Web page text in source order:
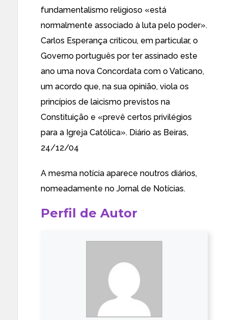
fundamentalismo religioso «está
normalmente associado à luta pelo poder».
Carlos Esperança criticou, em particular, o
Governo português por ter assinado este
ano uma nova Concordata com o Vaticano,
um acordo que, na sua opinião, viola os
princípios de laicismo previstos na
Constituição e «prevê certos privilégios
para a Igreja Católica». Diário as Beiras,
24/12/04
A mesma notícia aparece noutros diários,
nomeadamente no Jornal de Notícias.
Perfil de Autor